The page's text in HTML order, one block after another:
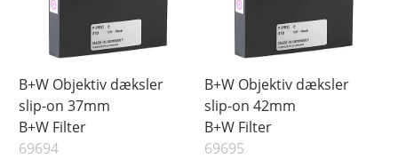
B+W Objektiv dæksler
slip-on 37mm
B+W Filter
69694
B+W Objektiv dæksler
slip-on 42mm
B+W Filter
69695